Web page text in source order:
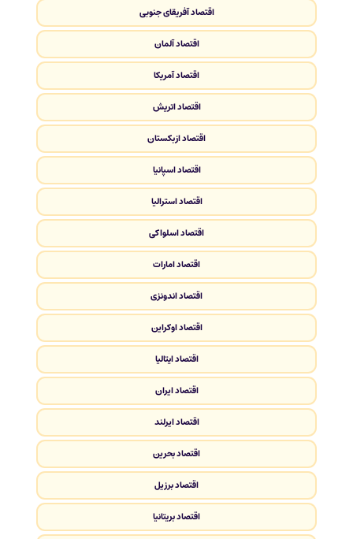
اقتصاد آفریقای جنوبی
اقتصاد آلمان
اقتصاد آمریکا
اقتصاد اتریش
اقتصاد ازبکستان
اقتصاد اسپانیا
اقتصاد استرالیا
اقتصاد اسلواکی
اقتصاد امارات
اقتصاد اندونزی
اقتصاد اوکراین
اقتصاد ایتالیا
اقتصاد ایران
اقتصاد ایرلند
اقتصاد بحرین
اقتصاد برزیل
اقتصاد بریتانیا